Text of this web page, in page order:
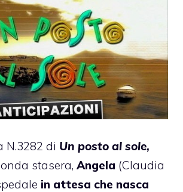
N.3282 di Un posto al sole,
stasera, Angela (Claudia
in attesa che nasca